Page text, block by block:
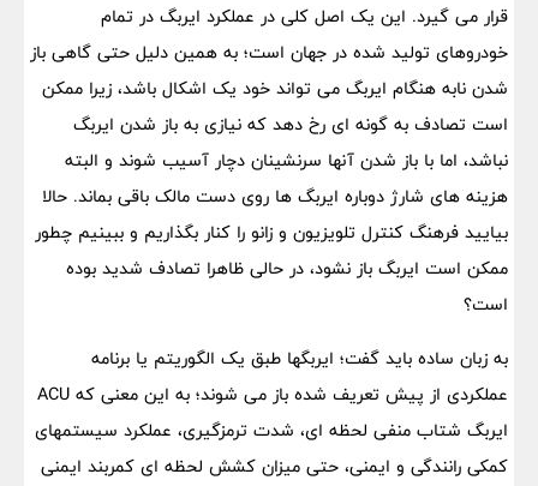
قرار می گیرد. این یک اصل کلی در عملکرد ایربگ در تمام
خودروهای تولید شده در جهان است؛ به همین دلیل حتی گاهی باز
شدن نابه هنگام ایربگ می تواند خود یک اشکال باشد، زیرا ممکن
است تصادف به گونه ای رخ دهد که نیازی به باز شدن ایربگ
نباشد، اما با باز شدن آنها سرنشینان دچار آسیب شوند و البته
هزینه های شارژ دوباره ایربگ ها روی دست مالک باقی بماند. حالا
بیایید فرهنگ کنترل تلویزیون و زانو را کنار بگذاریم و ببینیم چطور
ممکن است ایربگ باز نشود، در حالی ظاهرا تصادف شدید بوده
است؟
به زبان ساده باید گفت؛ ایربگها طبق یک الگوریتم یا برنامه
عملکردی از پیش تعریف شده باز می شوند؛ به این معنی که ACU
ایربگ شتاب منفی لحظه ای، شدت ترمزگیری، عملکرد سیستمهای
کمکی رانندگی و ایمنی، حتی میزان کشش لحظه ای کمربند ایمنی